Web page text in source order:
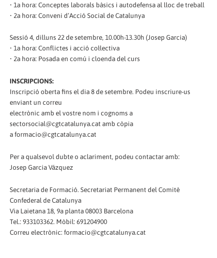
• 1a hora: Conceptes laborals bàsics i autodefensa al lloc de treball
• 2a hora: Conveni d’Acció Social de Catalunya
Sessió 4, dilluns 22 de setembre, 10.00h-13.30h (Josep Garcia)
• 1a hora: Conflictes i acció col·lectiva
• 2a hora: Posada en comú i cloenda del curs
INSCRIPCIONS:
Inscripció oberta fins el dia 8 de setembre. Podeu inscriure-us
enviant un correu
electrònic amb el vostre nom i cognoms a
sectorsocial@cgtcatalunya.cat amb còpia
a formacio@cgtcatalunya.cat
Per a qualsevol dubte o aclariment, podeu contactar amb:
Josep Garcia Vázquez
Secretaria de Formació. Secretariat Permanent del Comitè
Confederal de Catalunya
Via Laietana 18, 9a planta 08003 Barcelona
Tel.: 933103362. Mòbil: 691204900
Correu electrònic: formacio@cgtcatalunya.cat